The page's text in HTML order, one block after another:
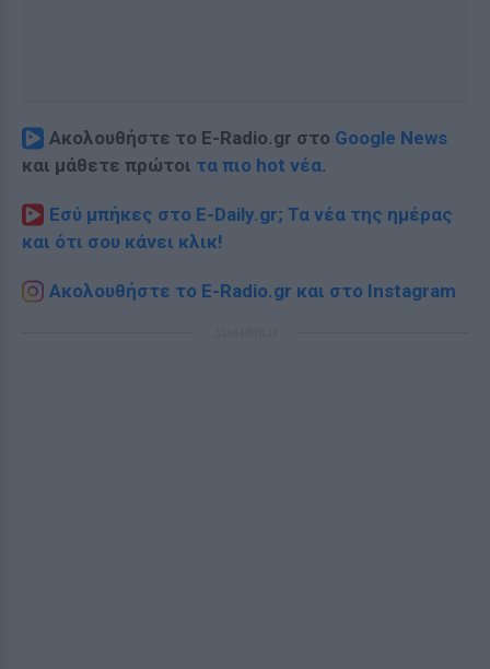
Ακολουθήστε το E-Radio.gr στο Google News
και μάθετε πρώτοι τα πιο hot νέα.
Εσύ μπήκες στο E-Daily.gr; Τα νέα της ημέρας
και ότι σου κάνει κλικ!
Ακολουθήστε το E-Radio.gr και στο Instagram